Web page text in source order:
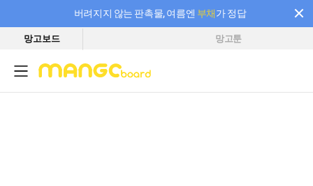
버려지지 않는 판촉물, 여름엔 부채가 정답
필요한 만큼 충전하고 끊김 없이 작업하세요! 새로워진 AI 부스터 요금제
망고보드 망고툰